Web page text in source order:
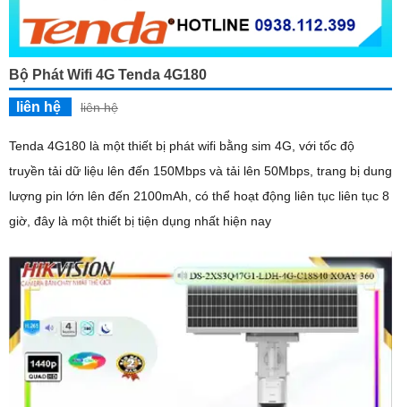
Bộ Phát Wifi 4G Tenda 4G180
liên hệ liên hệ
Tenda 4G180 là một thiết bị phát wifi bằng sim 4G, với tốc độ
truyền tải dữ liệu lên đến 150Mbps và tải lên 50Mbps, trang bị dung
lượng pin lớn lên đến 2100mAh, có thể hoạt động liên tục liên tục 8
giờ, đây là một thiết bị tiện dụng nhất hiện nay